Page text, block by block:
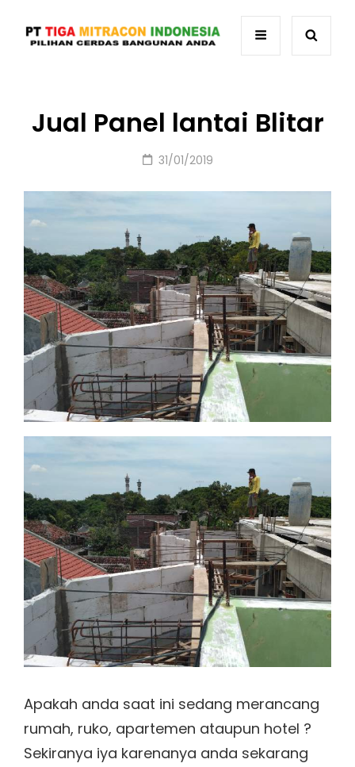
Jual Panel lantai Blitar
Posted
31/01/2019
Apakah anda saat ini sedang merancang
rumah, ruko, apartemen ataupun hotel ?
Sekiranya iya karenanya anda sekarang